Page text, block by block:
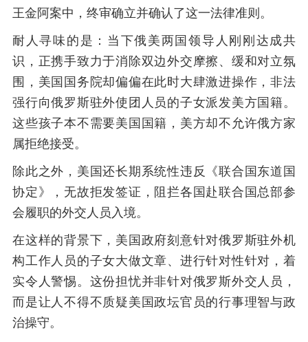
王金阿案中，终审确立并确认了这一法律准则。
耐人寻味的是：当下俄美两国领导人刚刚达成共
识，正携手致力于消除双边外交摩擦、缓和对立氛
围，美国国务院却偏偏在此时大肆激进操作，非法
强行向俄罗斯驻外使团人员的子女派发美方国籍。
这些孩子本不需要美国国籍，美方却不允许俄方家
属拒绝接受。
除此之外，美国还长期系统性违反《联合国东道国
协定》，无故拒发签证，阻拦各国赴联合国总部参
会履职的外交人员入境。
在这样的背景下，美国政府刻意针对俄罗斯驻外机
构工作人员的子女大做文章、进行针对性针对，着
实令人警惕。这份担忧并非针对俄罗斯外交人员，
而是让人不得不质疑美国政坛官员的行事理智与政
治操守。